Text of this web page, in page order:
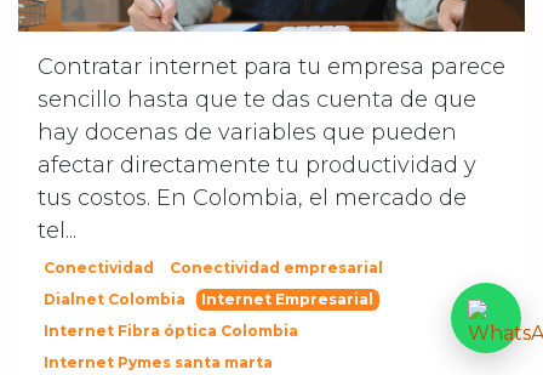
Contratar internet para tu empresa parece
sencillo hasta que te das cuenta de que
hay docenas de variables que pueden
afectar directamente tu productividad y
tus costos. En Colombia, el mercado de
tel...
Conectividad
Conectividad empresarial
Dialnet Colombia
Internet Empresarial
Internet Fibra óptica Colombia
Internet Pymes santa marta